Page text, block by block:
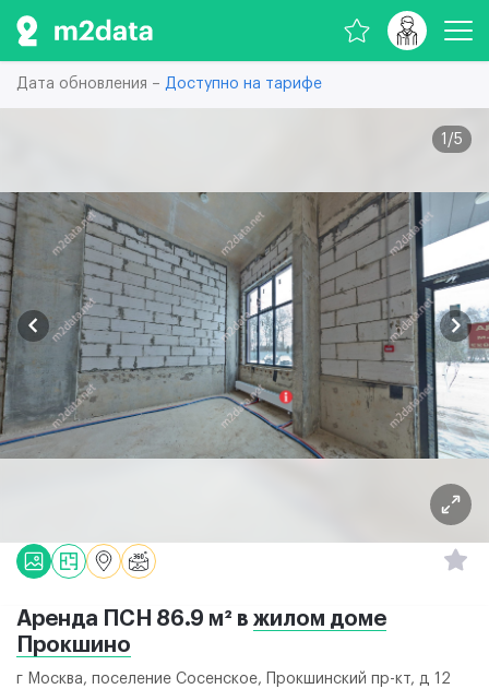
Дата обновления – Доступно на тарифе
1 /5
Аренда ПСН 86.9 м² в жилом доме
Прокшино
г Москва, поселение Сосенское, Прокшинский пр-кт, д 12